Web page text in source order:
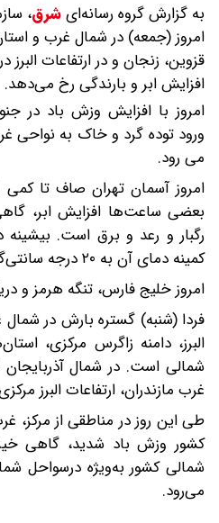
به گزارش گروه رسانه‌ایشرق،
امروز (جمعه) در شمال غرب و
قزوین، زنجان و در ارتفاعات البرز
افزایش ابر و بارندگی رخ می‌دهد.
امروز با افزایش وزش باد در
ورود توده گرد و خاک به نواحی
می رود.
امروز آسمان تهران صاف تا کمی
بعضی ساعت‌ها افزایش ابر،
کمینه دمای آن به ۲۰ درجه سانتی‌گراد بالای صفر خواهد رسید.
امروز خلیج فارس، تنگه هرمز و
فردا (شنبه) گستره بارش‌ در
البرز، دامنه زاگرس مرکزی،
شمالی است. در شمال آذربایجان
غرب مازندران، ارتفاعات البرز
طی این روز در مناطقی از
کشور وزش باد شدید، گاهی
شمالی کشور به‌ویژه درسواحل
می‌رود.